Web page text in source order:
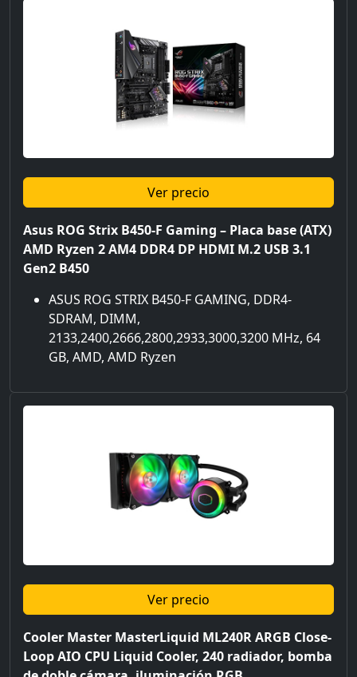
Ver precio
Asus ROG Strix B450-F Gaming – Placa base (ATX)
AMD Ryzen 2 AM4 DDR4 DP HDMI M.2 USB 3.1
Gen2 B450
ASUS ROG STRIX B450-F GAMING, DDR4-
SDRAM, DIMM,
2133,2400,2666,2800,2933,3000,3200 MHz, 64
GB, AMD, AMD Ryzen
Ver precio
Cooler Master MasterLiquid ML240R ARGB Close-
Loop AIO CPU Liquid Cooler, 240 radiador, bomba